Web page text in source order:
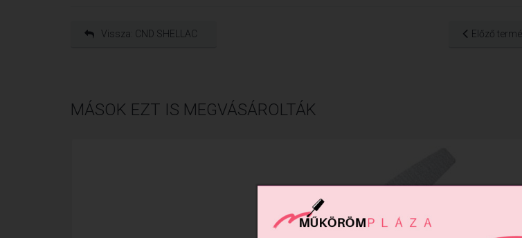
Vissza: CND SHELLAC Előző
MÁSOK EZT IS MEGVÁSÁROLTÁK